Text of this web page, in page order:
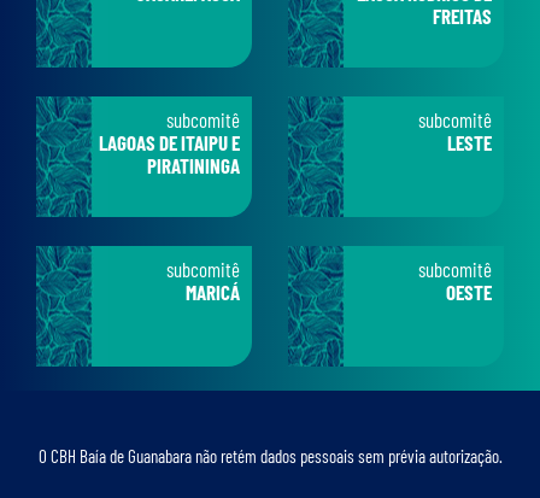
FREITAS
subcomitê
LAGOAS DE ITAIPU E
PIRATININGA
subcomitê
LESTE
subcomitê
MARICÁ
subcomitê
OESTE
O CBH Baía de Guanabara não retém dados pessoais sem prévia autorização.